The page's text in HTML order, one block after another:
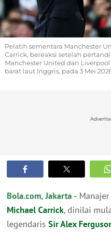
Pelatih sementara Manchester
Carrick, bereaksi setelah
Manchester United dan
barat laut Inggris, pada 3 Mei
Bola.com, Jakarta - Manajer
Michael Carrick, dinilai
legendaris Sir Alex